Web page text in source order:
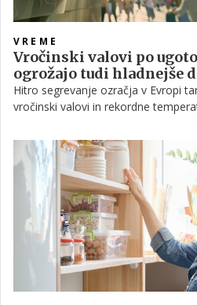
VREME
Vročinski valovi po
ogrožajo tudi hladnejše
Hitro segrevanje ozračja v Evropi
vročinski valovi in rekordne
letnem poročilu opozarjata WMO in